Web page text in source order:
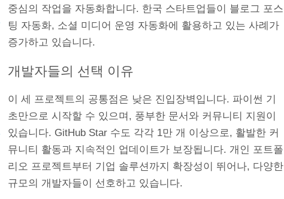
중심의 작업을 자동화합니다. 한국 스타트업들이 블로그 포스
팅 자동화, 소셜 미디어 운영 자동화에 활용하고 있는 사례가
증가하고 있습니다.
개발자들의 선택 이유
이 세 프로젝트의 공통점은 낮은 진입장벽입니다. 파이썬 기
초만으로 시작할 수 있으며, 풍부한 문서와 커뮤니티 지원이
있습니다. GitHub Star 수도 각각 1만 개 이상으로, 활발한 커
뮤니티 활동과 지속적인 업데이트가 보장됩니다. 개인 포트폴
리오 프로젝트부터 기업 솔루션까지 확장성이 뛰어나, 다양한
규모의 개발자들이 선호하고 있습니다.